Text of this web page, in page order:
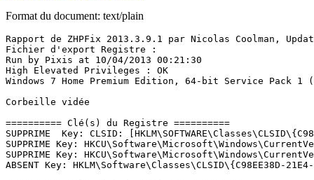
Format du document: text/plain
Rapport de ZHPFix 2013.3.9.1 par Nicolas Coolman,
Fichier d'export Registre :
Run by Pixis at 10/04/2013 00:21:30
High Elevated Privileges : OK
Windows 7 Home Premium Edition, 64-bit Service Pack 1
Corbeille vidée
========== Clé(s) du Registre ==========
SUPPRIME  Key: CLSID:
SUPPRIME Key:
SUPPRIME Key:
ABSENT Key: HKLM\Software\Classes\CLSID\{C98EE38D-21E4-